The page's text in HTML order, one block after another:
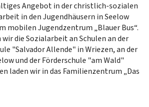
Angebot in der christlich-sozialen
in den Jugendhäusern in Seelow
mobilen Jugendzentrum „Blauer Bus“.
die Sozialarbeit an Schulen an der
"Salvador Allende" in Wriezen, an der
und der Förderschule "am Wald"
laden wir in das Familienzentrum „Das